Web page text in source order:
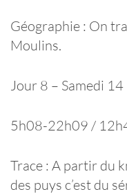
Géographie : On
Moulins.
Jour 8 – Samedi 14
5h08-22h09 /
Trace : A partir du
des puys c’est du